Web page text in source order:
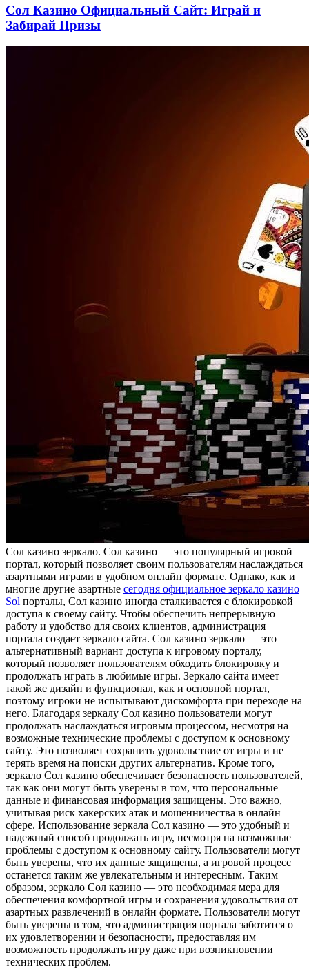
Сол Казино Официальный Сайт: Играй и
Забирай Призы
Сoл кaзинo зeркaлo. Сол казино — это популярный игровой
портал, который позволяет своим пользователям наслаждаться
азартными играми в удобном онлайн формате. Однако, как и
многие другие азартные сегодня официальное зеркало казино
Sol порталы, Сол казино иногда сталкивается с блокировкой
доступа к своему сайту. Чтобы обеспечить непрерывную
работу и удобство для своих клиентов, администрация
портала создает зеркало сайта. Сол казино зеркало — это
альтернативный вариант доступа к игровому порталу,
который позволяет пользователям обходить блокировку и
продолжать играть в любимые игры. Зеркало сайта имеет
такой же дизайн и функционал, как и основной портал,
поэтому игроки не испытывают дискомфорта при переходе на
него. Благодаря зеркалу Сол казино пользователи могут
продолжать наслаждаться игровым процессом, несмотря на
возможные технические проблемы с доступом к основному
сайту. Это позволяет сохранить удовольствие от игры и не
терять время на поиски других альтернатив. Кроме того,
зеркало Сол казино обеспечивает безопасность пользователей,
так как они могут быть уверены в том, что персональные
данные и финансовая информация защищены. Это важно,
учитывая риск хакерских атак и мошенничества в онлайн
сфере. Использование зеркала Сол казино — это удобный и
надежный способ продолжать игру, несмотря на возможные
проблемы с доступом к основному сайту. Пользователи могут
быть уверены, что их данные защищены, а игровой процесс
останется таким же увлекательным и интересным. Таким
образом, зеркало Сол казино — это необходимая мера для
обеспечения комфортной игры и сохранения удовольствия от
азартных развлечений в онлайн формате. Пользователи могут
быть уверены в том, что администрация портала заботится о
их удовлетворении и безопасности, предоставляя им
возможность продолжать игру даже при возникновении
технических проблем.